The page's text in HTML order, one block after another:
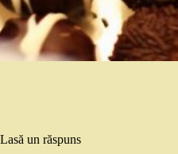
Lasă un răspuns